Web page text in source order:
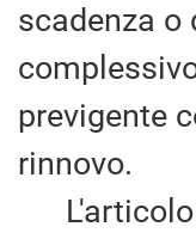
scadenza
previgente
rinnovo.
L'articolo